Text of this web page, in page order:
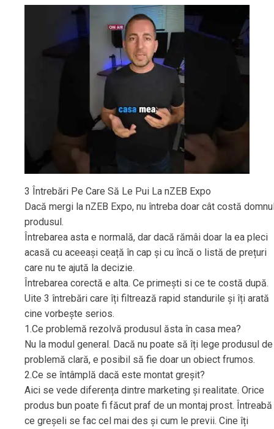
3 Întrebări Pe Care Să Le Pui La nZEB Expo
Dacă mergi la nZEB Expo, nu întreba doar cât costă
produsul.
Întrebarea asta e normală, dar dacă rămâi doar la ea pleci
acasă cu aceeași ceață în cap și cu încă o listă de prețuri
care nu te ajută la decizie.
Întrebarea corectă e alta. Ce primești si ce te costă după.
Uite 3 întrebări care îți filtrează rapid standurile și îți arată
cine vorbește serios.
1.Ce problemă rezolvă produsul ăsta în casa mea?
Nu la modul general. Dacă nu poate să îți lege produsul
problemă clară, e posibil să fie doar un obiect frumos.
2.Ce se întâmplă dacă este montat greșit?
Aici se vede diferența dintre marketing și realitate. Orice
produs bun poate fi făcut praf de un montaj prost. Întreabă
ce greșeli se fac cel mai des și cum le previi. Cine îți